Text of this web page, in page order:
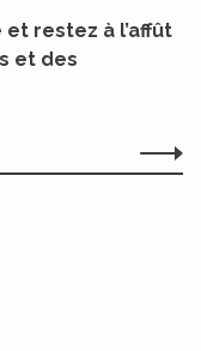
restez à l’affût
et des